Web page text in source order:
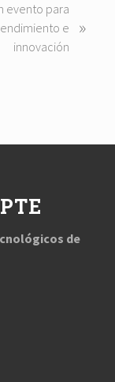
evento para
e
innovación
»
de